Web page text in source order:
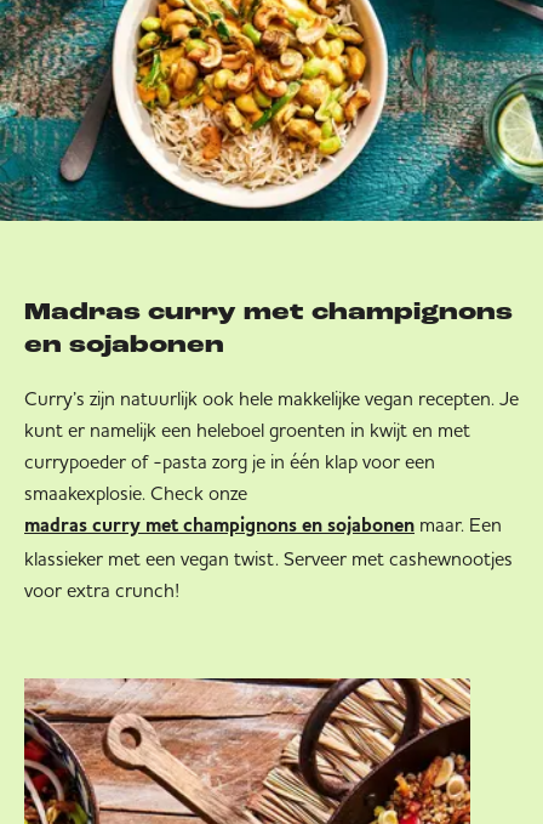
Madras curry met champignons
en sojabonen
Curry’s zijn natuurlijk ook hele makkelijke vegan recepten. Je
kunt er namelijk een heleboel groenten in kwijt en met
currypoeder of -pasta zorg je in één klap voor een
smaakexplosie. Check onze
madras curry met champignons en sojabonen maar. Een
klassieker met een vegan twist. Serveer met cashewnootjes
voor extra crunch!